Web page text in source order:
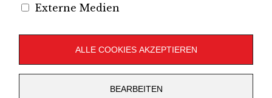
Unternehmerverband Brandenburg-Berlin e.V.
Folgen Sie uns auf
LinkedInInstagram
Slideshare
Youtube
Externe Medien
ALLE COOKIES AKZEPTIEREN
BEARBEITEN